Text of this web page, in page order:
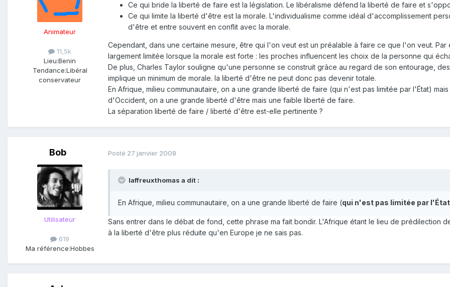
Animateur
11,5k
Lieu:Benin
Tendance:Libéral
conservateur
Ce qui bride la liberté de faire est la législation. Le libéralisme défend la liberté de faire et
Ce qui limite la liberté d'être est la morale. L'individualisme comme idéal d'accomplissement
d'être et entre souvent en conflit avec la morale.
Cependant, dans une certaine mesure, être qui l'on veut est un préalable à faire ce que l'on veut.
largement limitée lorsque la morale est forte : les proches influencent les choix de la personne qui
De plus, Charles Taylor souligne qu'une personne se construit grâce au regard de son entourage,
implique un minimum de morale. la liberté d'être ne peut donc pas devenir totale.
En Afrique, milieu communautaire, on a une grande liberté de faire (qui n'est pas limitée par l'État)
d'Occident, on a une grande liberté d'être mais une faible liberté de faire.
La séparation liberté de faire / liberté d'être est-elle pertinente ?
Bob
Utilisateur
619
Ma référence:Hobbes
Posté 27 janvier 2008
laffreuxthomas a dit :
En Afrique, milieu communautaire, on a une grande liberté de faire (qui n'est pas limitée par l'État
Sans entrer dans le débat de fond, cette phrase ma fait bondir. L'Afrique étant le lieu de prédilection
à la liberté d'être plus réduite qu'en Europe je ne sais pas.